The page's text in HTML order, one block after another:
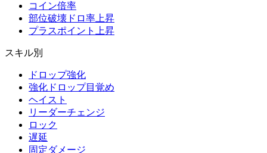
コイン倍率
部位破壊ドロ率上昇
プラスポイント上昇
スキル別
ドロップ強化
強化ドロップ目覚め
ヘイスト
リーダーチェンジ
ロック
遅延
固定ダメージ